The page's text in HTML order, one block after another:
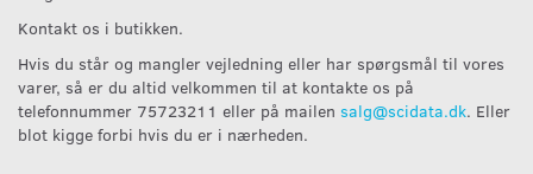
Kontakt os i butikken.
Hvis du står og mangler vejledning eller har spørgsmål til vores
varer, så er du altid velkommen til at kontakte os på
telefonnummer 75723211 eller på mailen salg@scidata.dk. Eller
blot kigge forbi hvis du er i nærheden.